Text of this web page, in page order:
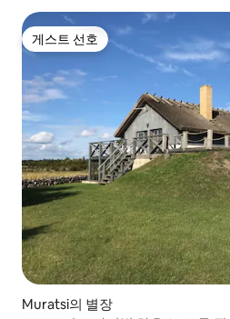
게스트 선호
게스트 선호
Muratsi의 별장